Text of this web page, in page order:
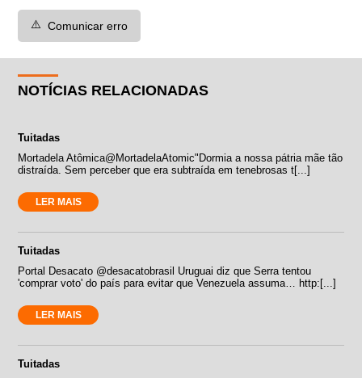
⚠️ Comunicar erro
NOTÍCIAS RELACIONADAS
Tuitadas
Mortadela Atômica‏@MortadelaAtomic"Dormia a nossa pátria mãe tão
distraída. Sem perceber que era subtraída em tenebrosas t[...]
LER MAIS
Tuitadas
Portal Desacato ‏@desacatobrasil Uruguai diz que Serra tentou
'comprar voto' do país para evitar que Venezuela assuma… http:[...]
LER MAIS
Tuitadas